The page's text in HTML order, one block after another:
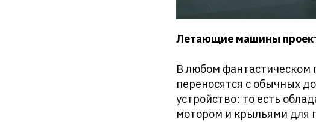
Летающие машины
В любом
переносятся с обычных
устройство: то есть
мотором и крыльями для